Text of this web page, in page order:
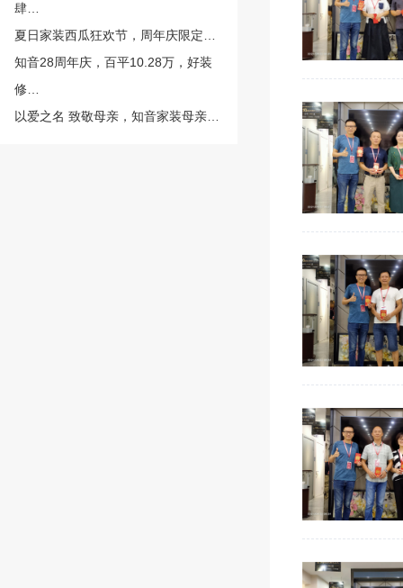
肆…
夏日家装西瓜狂欢节，周年庆限定…
知音28周年庆，百平10.28万，好装
修…
以爱之名 致敬母亲，知音家装母亲…